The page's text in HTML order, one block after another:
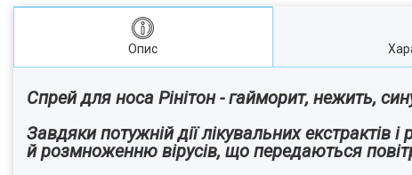
Опис
Спрей для носа Рінітон - гайморит, нежить,
Завдяки потужній дії лікувальних
й розмноженню вірусів, що передаються